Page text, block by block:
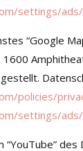
settings/ads/
“Google
policies/
settings/ads/
“YouTube”